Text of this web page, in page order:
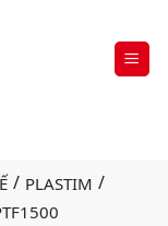
/ PLASTIM /